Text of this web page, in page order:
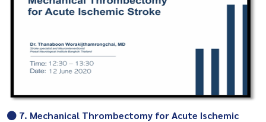
7. Mechanical Thrombectomy for Acute Ischemic